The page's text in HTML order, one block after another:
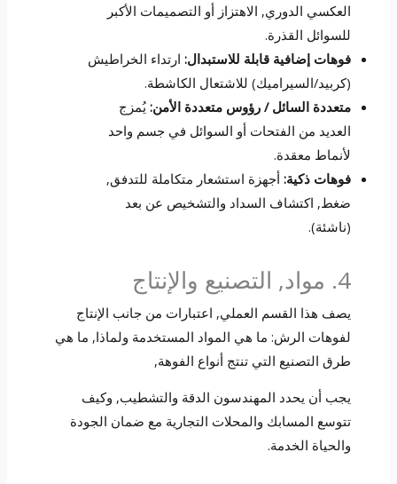
العكسي الدوري, الاهتزاز أو التصميمات الأكبر
للسوائل القذرة.
فوهات إضافية قابلة للاستبدال:ارتداء الخراطيش
(كربيد/السيراميك) للاشتعال الكاشطة.
متعددة السائل / رؤوس متعددة الأمن:يُمزج
العديد من الفتحات أو السوائل في جسم واحد
لأنماط معقدة.
فوهات ذكية:أجهزة استشعار متكاملة للتدفق,
ضغط, اكتشاف السداد والتشخيص عن بعد
(ناشئة).
4. مواد, التصنيع والإنتاج
يصف هذا القسم العملي, اعتبارات من جانب الإنتاج
لفوهات الرش: ما هي المواد المستخدمة ولماذا, ما هي
طرق التصنيع التي تنتج أنواع الفوهة,
يجب أن يحدد المهندسون الدقة والتشطيب, وكيف
تتوسع المسابك والمحلات التجارية مع ضمان الجودة
والحياة الخدمة.